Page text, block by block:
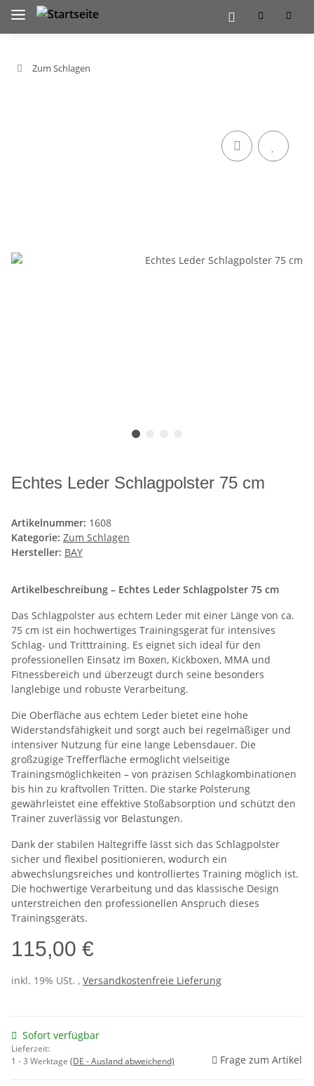
Zum Schlagen
Echtes Leder Schlagpolster 75 cm
Artikelnummer: 1608
Kategorie: Zum Schlagen
Hersteller: BAY
Artikelbeschreibung – Echtes Leder Schlagpolster 75 cm
Das Schlagpolster aus echtem Leder mit einer Länge von ca.
75 cm ist ein hochwertiges Trainingsgerät für intensives
Schlag- und Tritttraining. Es eignet sich ideal für den
professionellen Einsatz im Boxen, Kickboxen, MMA und
Fitnessbereich und überzeugt durch seine besonders
langlebige und robuste Verarbeitung.
Die Oberfläche aus echtem Leder bietet eine hohe
Widerstandsfähigkeit und sorgt auch bei regelmäßiger und
intensiver Nutzung für eine lange Lebensdauer. Die
großzügige Trefferfläche ermöglicht vielseitige
Trainingsmöglichkeiten – von präzisen Schlagkombinationen
bis hin zu kraftvollen Tritten. Die starke Polsterung
gewährleistet eine effektive Stoßabsorption und schützt den
Trainer zuverlässig vor Belastungen.
Dank der stabilen Haltegriffe lässt sich das Schlagpolster
sicher und flexibel positionieren, wodurch ein
abwechslungsreiches und kontrolliertes Training möglich ist.
Die hochwertige Verarbeitung und das klassische Design
unterstreichen den professionellen Anspruch dieses
Trainingsgeräts.
115,00 €
inkl. 19% USt. , Versandkostenfreie Lieferung
Sofort verfügbar
Lieferzeit:
1 - 3 Werktage (DE - Ausland abweichend) Frage zum Artikel